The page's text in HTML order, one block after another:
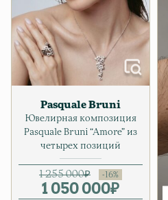
Pasquale Bruni
Ювелирная композиция
Pasquale Bruni “Amore” из
четырех позиций
1 255 000₽
1 050 000₽
Текущая